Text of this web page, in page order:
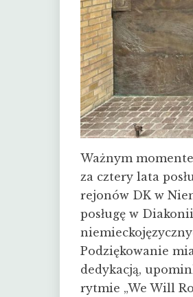
Ważnym
za cztery lata
rejonów DK w
posługę w
Podziękowanie
dedykacją,
rytmie „We Will